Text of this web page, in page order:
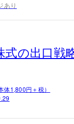
あり
式の出口戦
体1,800円＋税）